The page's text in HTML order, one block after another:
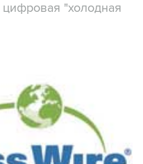
цифровая "холодная